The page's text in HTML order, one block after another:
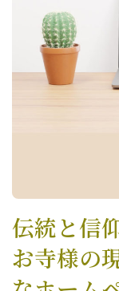
伝統と信
お寺様の